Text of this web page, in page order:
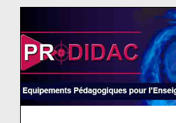
Cookies management panel